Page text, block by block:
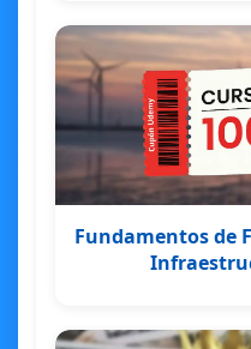
Fundamentos de